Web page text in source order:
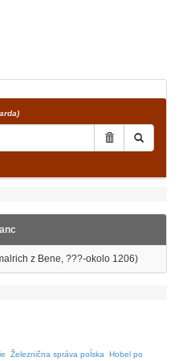
z Bene, ???-okolo 1206)
Železnična správa poĺska Hobel po